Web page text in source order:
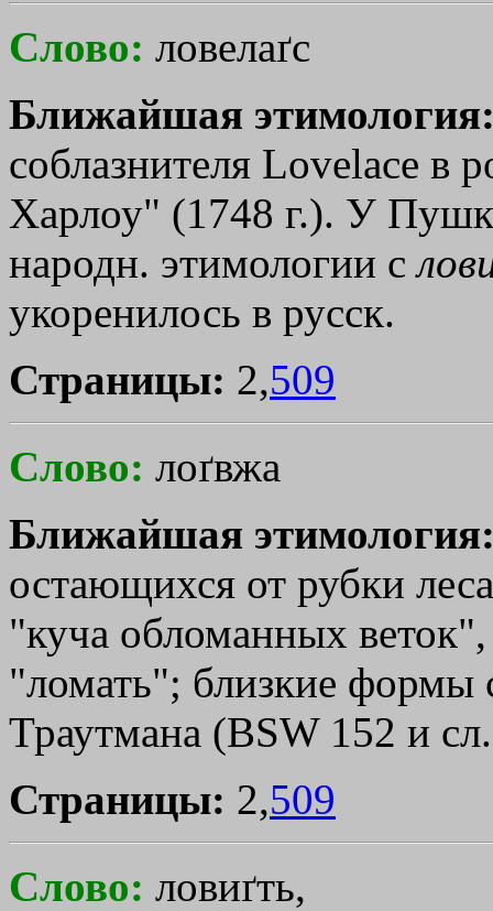
Слово: ловелаґс
Ближайшая
соблазнителя Lоvеlасе в
Харлоу" (1748 г.). У
народн. этимологии с
укоренилось в русск.
Страницы: 2,509
Слово: лоґвжа
Ближайшая
остающихся от рубки
"куча обломанных
"ломать"; близкие
Траутмана (ВSW 152 и
Страницы: 2,509
Слово: ловиґть,